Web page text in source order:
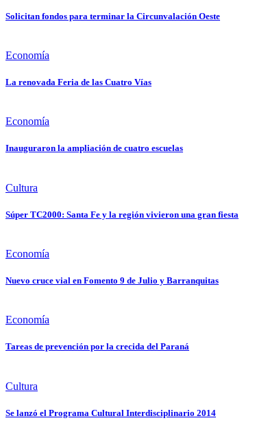
Solicitan fondos para terminar la Circunvalación Oeste
Economía
La renovada Feria de las Cuatro Vías
Economía
Inauguraron la ampliación de cuatro escuelas
Cultura
Súper TC2000: Santa Fe y la región vivieron una gran fiesta
Economía
Nuevo cruce vial en Fomento 9 de Julio y Barranquitas
Economía
Tareas de prevención por la crecida del Paraná
Cultura
Se lanzó el Programa Cultural Interdisciplinario 2014